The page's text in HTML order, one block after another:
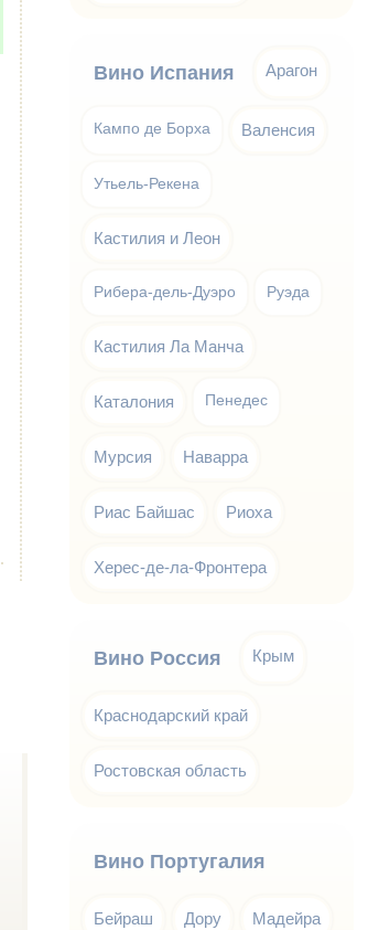
Вино Испания Арагон
Кампо де Борха Валенсия
Утьель-Рекена
Кастилия и Леон
Рибера-дель-Дуэро Руэда
Кастилия Ла Манча
Каталония Пенедес
Мурсия Наварра
Риас Байшас Риоха
Херес-де-ла-Фронтера
Вино Россия Крым
Краснодарский край
Ростовская область
Вино Португалия
Бейраш Дору Мадейра